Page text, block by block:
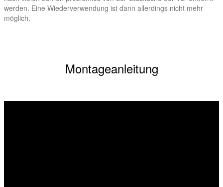
werden. Eine Wiederverwendung ist dann allerdings nicht mehr
möglich.
Montageanleitung